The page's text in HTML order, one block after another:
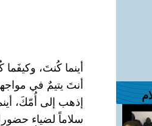
أينما كُنتَ،
أنتَ يتيمٌ في
إذهب إلى أُمّكَ،
سلاماً لضياء